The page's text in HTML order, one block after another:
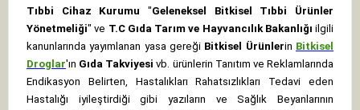
Tıbbi Cihaz Kurumu "Geleneksel Bitkisel Tıbbi Ürünler
Yönetmeliği" ve T.C Gıda Tarım ve Hayvancılık Bakanlığı ilgili
kanunlarında yayımlanan yasa gereği Bitkisel Ürünlerin Bitkisel
Droglar'ın Gıda Takviyesi vb. ürünlerin Tanıtım ve Reklamlarında
Endikasyon Belirten, Hastalıkları Rahatsızlıkları Tedavi eden
Hastalığı iyileştirdiği gibi yazıların ve Sağlık Beyanlarının